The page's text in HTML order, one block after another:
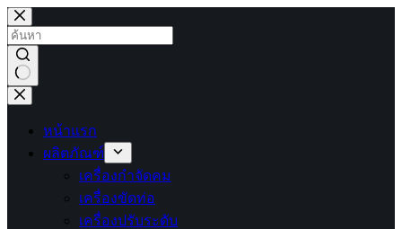
ข้าม
ไป
ยัง
เนื้อหา
ไม่มี
หน้าแรก
ผลิตภัณฑ์
เครื่องกำจัดคม
เครื่องขัดท่อ
เครื่องปรับระดับ